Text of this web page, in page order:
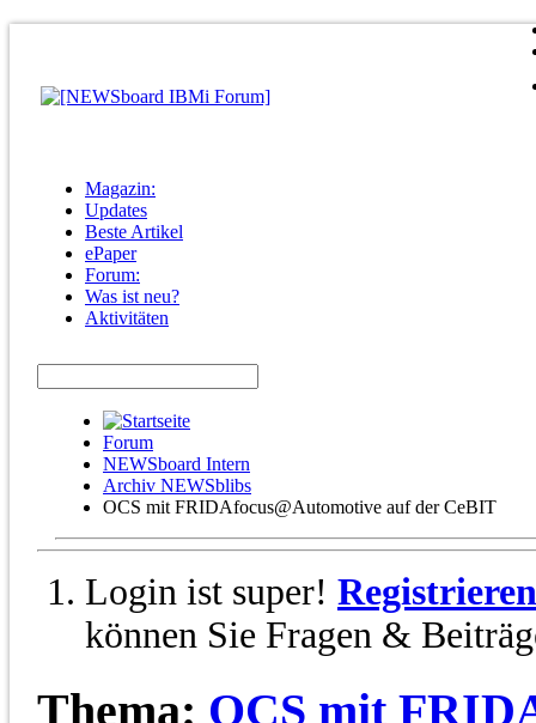
Magazin:
Updates
Beste Artikel
ePaper
Forum:
Was ist neu?
Aktivitäten
Forum
NEWSboard Intern
Archiv NEWSblibs
OCS mit FRIDAfocus@Automotive auf der CeBIT
Login ist super! Registrieren
können Sie Fragen &
Thema: OCS mit